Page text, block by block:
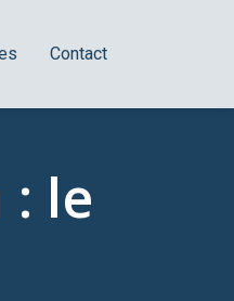
Contact
le